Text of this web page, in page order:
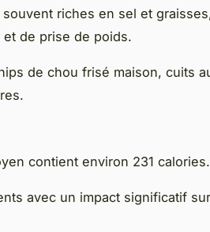
riches en sel et
et de prise de poids.
de chou frisé maison, cuits
contient environ 231 calories.
avec un impact significatif